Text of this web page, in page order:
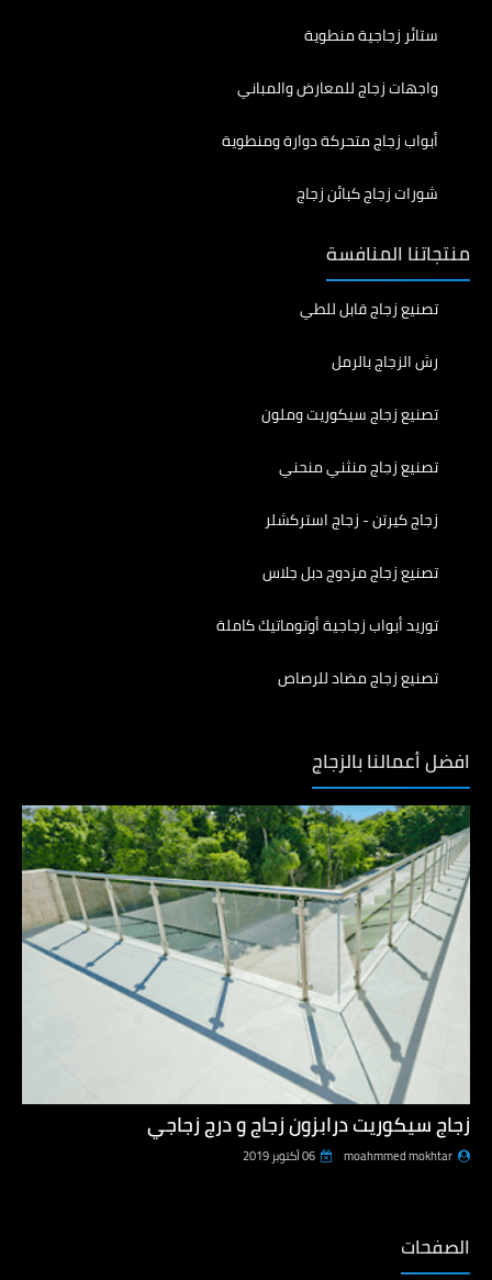
ستائر زجاجية منطوية
واجهات زجاج للمعارض والمباني
أبواب زجاج متحركة دوارة ومنطوية
شورات زجاج كبائن زجاج
منتجاتنا المنافسة
تصنيع زجاج قابل للطي
رش الزجاج بالرمل
تصنيع زجاج سيكوريت وملون
تصنيع زجاج منثني منحني
زجاج كيرتن - زجاج استركشلر
تصنيع زجاج مزدوج دبل جلاس
توريد أبواب زجاجية أوتوماتيك كاملة
تصنيع زجاج مضاد للرصاص
افضل أعمالنا بالزجاج
زجاج سيكوريت درابزون زجاج و درج زجاجي
moahmmed mokhtar 06 أكتوبر 2019
الصفحات